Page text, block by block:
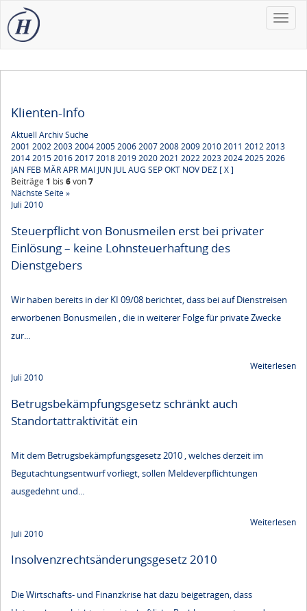
Toggle
Klienten-Info
Aktuell ArchivSuche
2001 2002200320042005200620072008200920102011 20122013
20142015201620172018201920202021 20222023202420252026
JAN FEB MÄRAPR MAI JUN JULAUG SEPOKT NOV DEZ [ X ]
Beiträge 1 bis 6von7
Nächste Seite »
Juli 2010
Steuerpflicht von Bonusmeilen erst bei privater
Einlösung – keine Lohnsteuerhaftung des
Dienstgebers
Wir haben bereits in der KI 09/08 berichtet, dass bei auf Dienstreisen
erworbenen Bonusmeilen , die in weiterer Folge für private Zwecke
zur...
Weiterlesen
Juli 2010
Betrugsbekämpfungsgesetz schränkt auch
Standortattraktivität ein
Mit dem Betrugsbekämpfungsgesetz 2010 , welches derzeit im
Begutachtungsentwurf vorliegt, sollen Meldeverpflichtungen
ausgedehnt und...
Weiterlesen
Juli 2010
Insolvenzrechtsänderungsgesetz 2010
Die Wirtschafts- und Finanzkrise hat dazu beigetragen, dass